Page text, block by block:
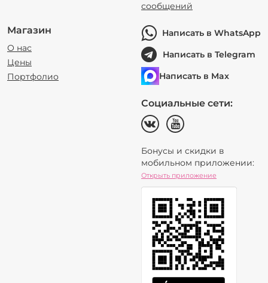
сообщений
Магазин
О нас
Цены
Портфолио
Написать в WhatsApp
Написать в Telegram
Написать в Max
Социальные сети:
Бонусы и скидки в
мобильном приложении:
Открыть приложение